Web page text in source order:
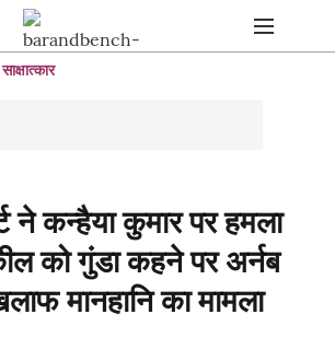
साक्षात्कार
ने कन्हैया कुमार पर हमला
को गुंडा कहने पर अर्नब
मानहानि का मामला